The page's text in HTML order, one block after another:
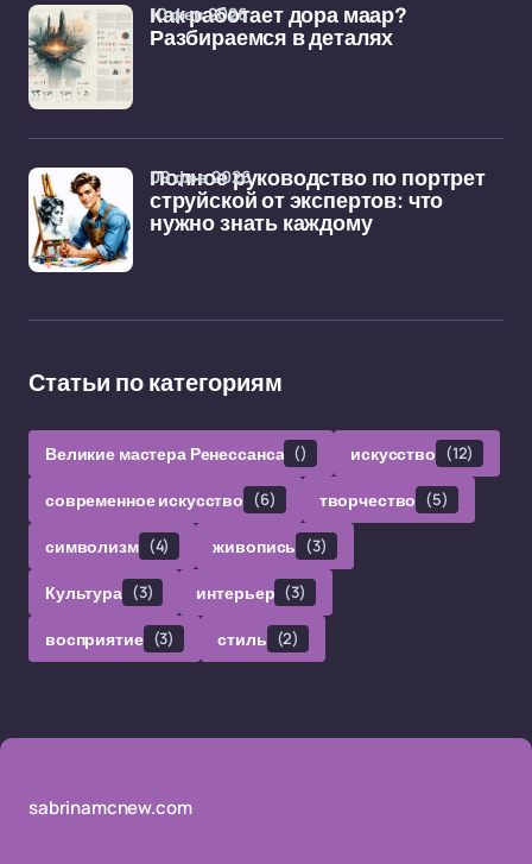
Как работает дора маар?
Разбираемся в деталях
10 фев 2026
Полное руководство по портрет
струйской от экспертов: что
нужно знать каждому
09 фев 2026
Статьи по категориям
Великие мастера Ренессанса () искусство (12)
современное искусство (6) творчество (5)
символизм (4) живопись (3)
Культура (3) интерьер (3)
восприятие (3) стиль (2)
sabrinamcnew.com